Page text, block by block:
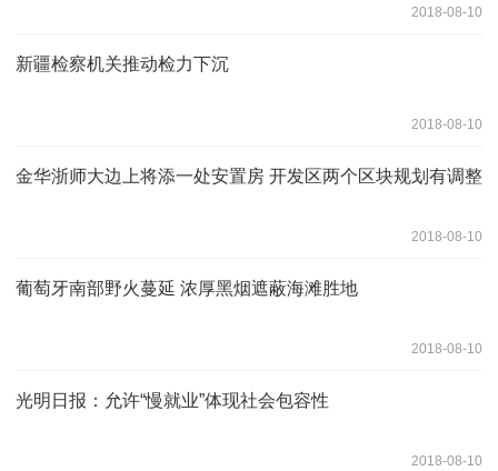
2018-08-10
新疆检察机关推动检力下沉
2018-08-10
金华浙师大边上将添一处安置房 开发区两个区块规划有调整
2018-08-10
葡萄牙南部野火蔓延 浓厚黑烟遮蔽海滩胜地
2018-08-10
光明日报：允许“慢就业”体现社会包容性
2018-08-10